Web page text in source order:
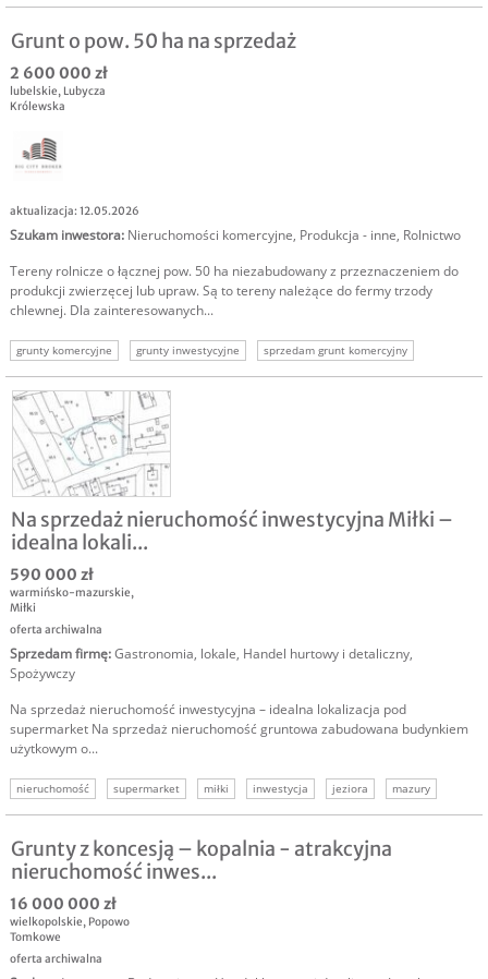
nieruchomość komercyjna
działka komercyjna sprzedam działkę komercyjną
Grunt o pow. 50 ha na sprzedaż
2 600 000 zł
lubelskie, Lubycza
Królewska
aktualizacja: 12.05.2026
Szukam inwestora: Nieruchomości komercyjne, Produkcja - inne, Rolnictwo
Tereny rolnicze o łącznej pow. 50 ha niezabudowany z przeznaczeniem do
produkcji zwierzęcej lub upraw. Są to tereny należące do fermy trzody
chlewnej. Dla zainteresowanych...
grunty komercyjne grunty inwestycyjne
sprzedam grunt komercyjny
nieruchomość komercyjna
nieruchomość gruntowa
sprzedam nieruchomość grunt
Na sprzedaż nieruchomość inwestycyjna Miłki –
idealna lokali...
590 000 zł
warmińsko-mazurskie,
Miłki
oferta archiwalna
Sprzedam firmę:Gastronomia, lokale, Handel hurtowy i detaliczny,
Spożywczy
Na sprzedaż nieruchomość inwestycyjna – idealna lokalizacja pod
supermarket Na sprzedaż nieruchomość gruntowa zabudowana budynkiem
użytkowym o...
nieruchomość supermarket miłki inwestycja jeziora
mazury
handel
Grunty z koncesją – kopalnia - atrakcyjna
nieruchomość inwes...
16 000 000 zł
wielkopolskie, Popowo
Tomkowe
oferta archiwalna